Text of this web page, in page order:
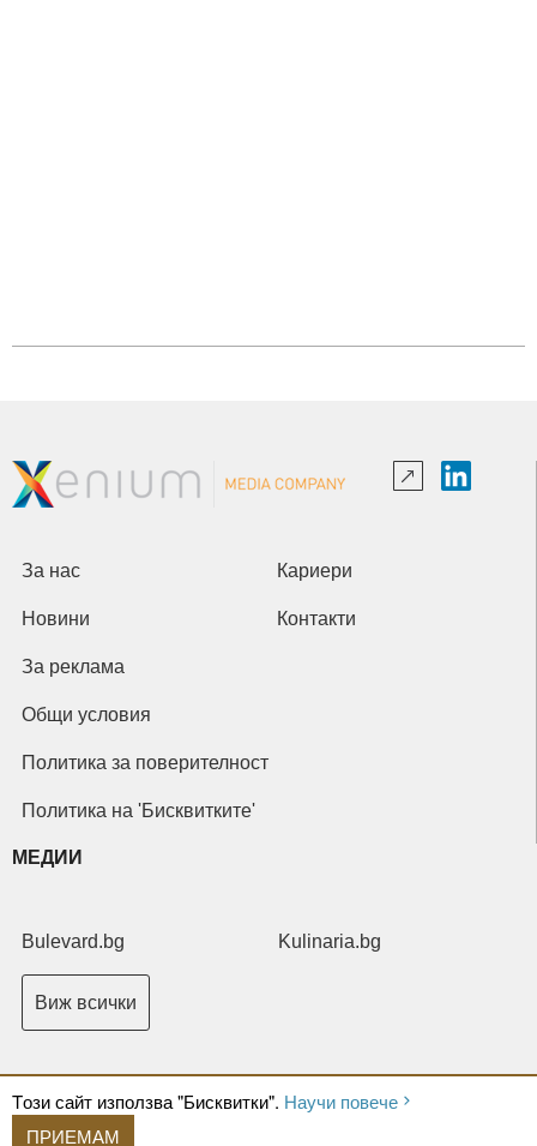
Tози сайт използва "Бисквитки". Научи повече
ПРИЕМАМ
За нас Кариери
Новини Контакти
За реклама
Общи условия
Политика за поверителност
Политика на 'Бисквитките'
МЕДИИ
Bulevard.bg Kulinaria.bg
Виж всички
Copyright © 2026 Ксениум ООД. Всички права запазени.